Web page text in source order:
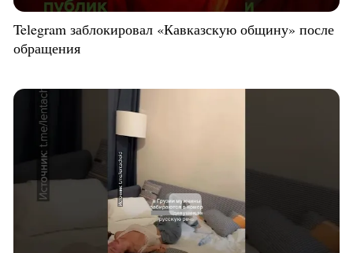
Telegram заблокировал «Кавказскую общину» после
обращения